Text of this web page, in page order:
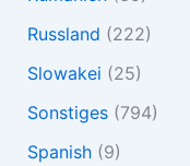
Russland (222)
Slowakei (25)
Sonstiges(794)
Spanish(9)